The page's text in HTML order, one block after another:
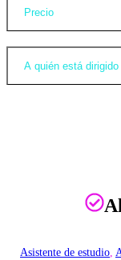
Precio
A quién está dirigido
Asistente de estudio,